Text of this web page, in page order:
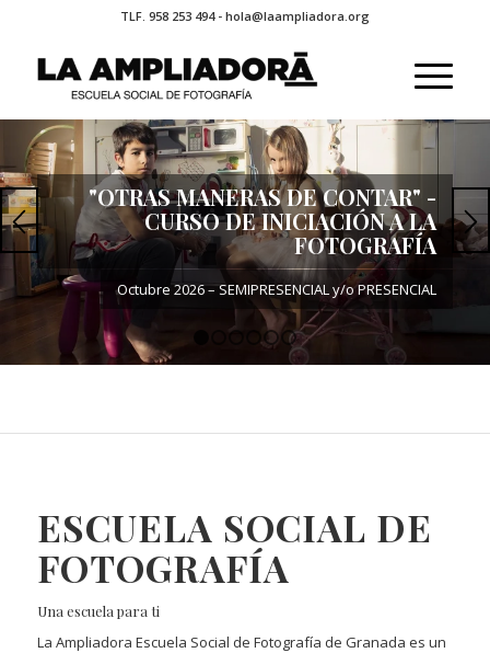
TLF. 958 253 494 - hola@laampliadora.org
6
ESCUELA SOCIAL DE
FOTOGRAFÍA
Una escuela para ti
La Ampliadora Escuela Social de Fotografía de Granada es un